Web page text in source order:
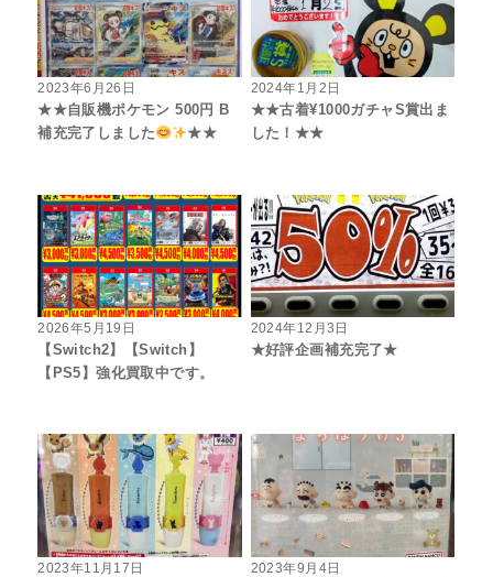
2023年6月26日
★★自販機ポケモン 500円 B
補充完了しました
★★
2024年1月2日
★★古着¥1000ガチャS賞出ま
した！★★
2026年5月19日
【Switch2】【Switch】
【PS5】強化買取中です。
2024年12月3日
★好評企画補充完了★
2023年11月17日
2023年9月4日